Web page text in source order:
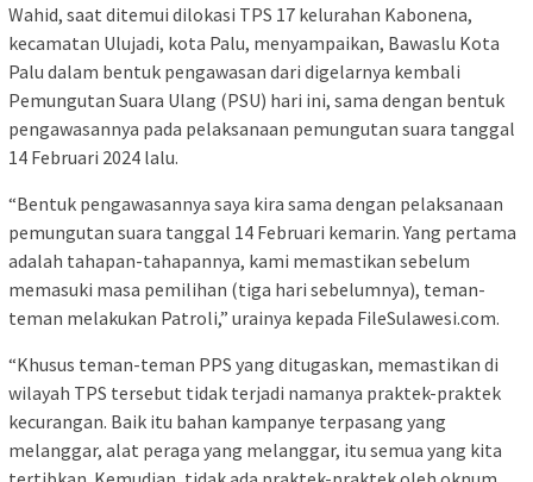
Wahid, saat ditemui dilokasi TPS 17 kelurahan Kabonena,
kecamatan Ulujadi, kota Palu, menyampaikan, Bawaslu Kota
Palu dalam bentuk pengawasan dari digelarnya kembali
Pemungutan Suara Ulang (PSU) hari ini, sama dengan bentuk
pengawasannya pada pelaksanaan pemungutan suara tanggal
14 Februari 2024 lalu.
“Bentuk pengawasannya saya kira sama dengan pelaksanaan
pemungutan suara tanggal 14 Februari kemarin. Yang pertama
adalah tahapan-tahapannya, kami memastikan sebelum
memasuki masa pemilihan (tiga hari sebelumnya), teman-
teman melakukan Patroli,” urainya kepada FileSulawesi.com.
“Khusus teman-teman PPS yang ditugaskan, memastikan di
wilayah TPS tersebut tidak terjadi namanya praktek-praktek
kecurangan. Baik itu bahan kampanye terpasang yang
melanggar, alat peraga yang melanggar, itu semua yang kita